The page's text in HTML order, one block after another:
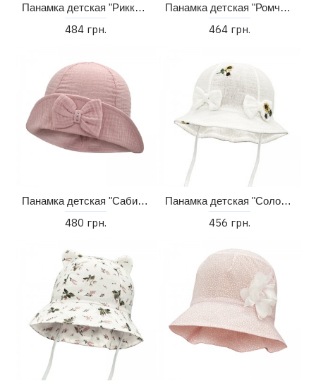
Панамка детская "Рикки" (46-52)
484 грн.
Панамка детская "Ромчик" (38-46)
464 грн.
Панамка детская "Сабина" (44-50)
480 грн.
Панамка детская "Соломия" (38-46)
456 грн.